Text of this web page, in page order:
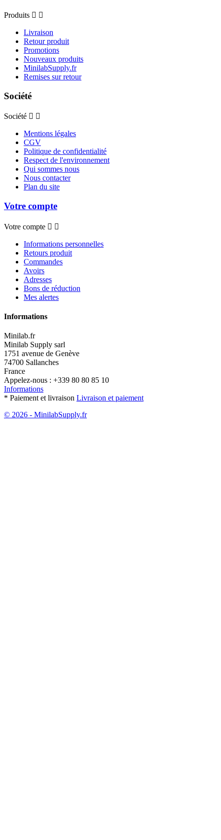
Produits  
Livraison
Retour produit
Promotions
Nouveaux produits
MinilabSupply.fr
Remises sur retour
Société
Société  
Mentions légales
CGV
Politique de confidentialité
Respect de l'environnement
Qui sommes nous
Nous contacter
Plan du site
Votre compte
Votre compte  
Informations personnelles
Retours produit
Commandes
Avoirs
Adresses
Bons de réduction
Mes alertes
Informations
Minilab.fr
Minilab Supply sarl
1751 avenue de Genève
74700 Sallanches
France
Appelez-nous : +339 80 80 85 10
Informations
* Paiement et livraison Livraison et paiement
© 2026 - MinilabSupply.fr